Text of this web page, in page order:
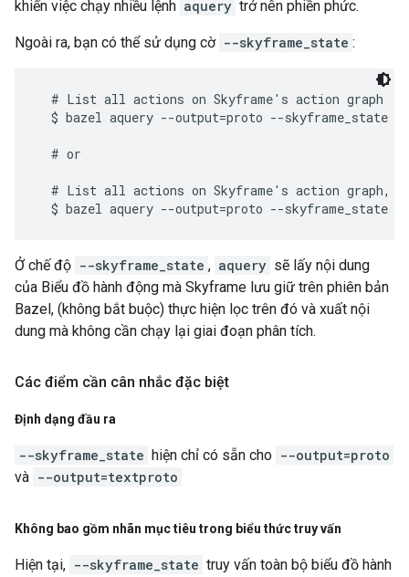
khiến việc chạy nhiều lệnh aquery trở nên phiền phức.
Ngoài ra, bạn có thể sử dụng cờ --skyframe_state :
  # List all actions on Skyframe's action graph
  $ bazel aquery --output=proto --skyframe_state
  # or
# List all actions on Skyframe's action graph,
Ở chế độ --skyframe_state , aquery sẽ lấy nội dung
của Biểu đồ hành động mà Skyframe lưu giữ trên phiên bản
Bazel, (không bắt buộc) thực hiện lọc trên đó và xuất nội
dung mà không cần chạy lại giai đoạn phân tích.
Các điểm cần cân nhắc đặc biệt
Định dạng đầu ra
--skyframe_state hiện chỉ có sẵn cho --output=proto
và --output=textproto
Không bao gồm nhãn mục tiêu trong biểu thức truy vấn
Hiện tại, --skyframe_state truy vấn toàn bộ biểu đồ hành